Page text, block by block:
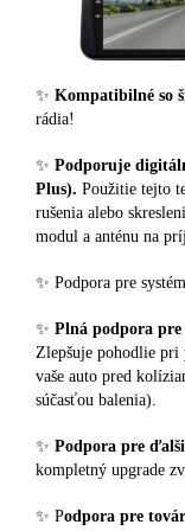
✨ Kompatibilné so
rádia!
✨ Podporuje
Plus). Použitie tejto
rušenia alebo
modul a anténu na
✨ Podpora pre
✨ Plná podpora
Zlepšuje pohodlie pri
vaše auto pred
súčasťou balenia).
✨ Podpora pre
kompletný upgrade
✨ Podpora pre